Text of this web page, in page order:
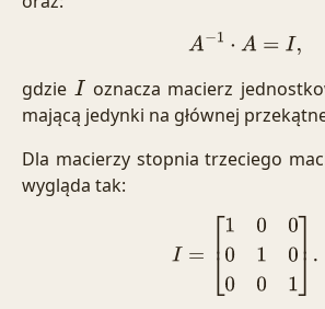
A−1⋅A =I,
gdzie I oznacza macierz
mającą jedynki na głównej
Dla macierzy stopnia trzeciego
wygląda tak:
0 00 1]